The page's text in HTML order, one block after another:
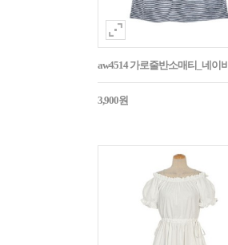
aw4514 가로줄반소매티_네이비
3,900원